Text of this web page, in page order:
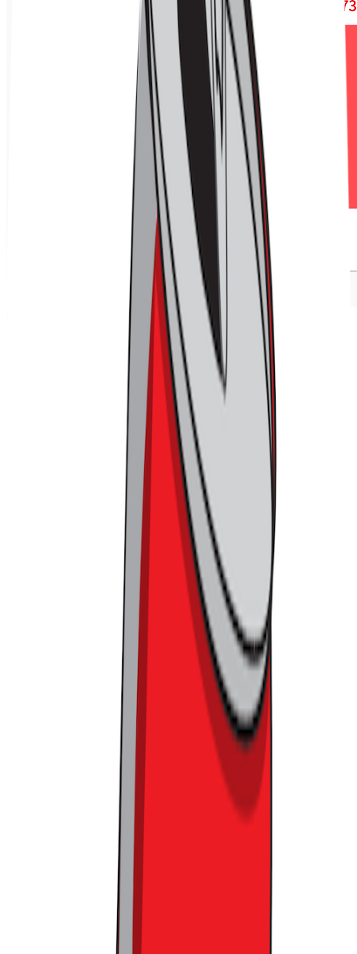
데이터를 보면, 무료 멤버십 도입 이전부터 스포티파이의 지표
는 긍정적인 모습을 보이고 있었습니다
이처럼 상품 자체의 경쟁력이 있다면, 무료로 제공하는 것도
효과적인 전략이 될 수 있다는 점을 스포티파이는 잘 보여줍니
일단 써보게만 한다면 반복적인 이용은 물론, 유료 구독 전
환까지 이끌 수 있다는 확신이 있었기에, 이번 투자를 진행했
던 거죠. 더욱이 데이터 또한 이를 뒷받침하고 있습니다. 가격
적인 약점과 낮은 인지도에도 불구하고, 스포티파이의 월간 활
성 사용자 수는 올해 내내 꾸준히 증가해 왔고요. 또한 얼마나
자주 서비스를 이용했는가를 보여주는 고착도(DAU/MAU) 지
표 역시 상승세를 보이며, 경쟁 서비스와의 격차를 벌리고 있
반짝 효과로 끝나지 않으려면
물론 스포티파이 앞에는 여전히 많은 과제가 남아 있습니다.
특히 지속 가능한 수익 구조를 만드는 것이 시급한데요.
요금제 도입 이후 사용자가 늘어나더라도, 광고 사업에서 유의
미한 수익을 내지 못한다면 손실만 커질 수 있기 때문입니
사실 개인적으로 스포티파이 프리 요금제를 이용하면서 자
체 프리미엄 전환 유도 광고 외에는 다른 광고를 듣지 못했는
데요. 아직까지 충분한 광고주를 확보하지 못한 것으로 추정됩
니다. 그런데 광고 사업이 비교적 잘 자리 잡은 글로벌 전체로
봤을 때도, 광고 요금제 회원의 인당 수익은 프리미엄 요금제
의 1/10에 불과하다고 하니까요. 만약 스포티파이가 매력적인
광고 매체로 자리 잡지 못한다면, 어렵게 도입한 무료 요금제
의 효과는 반감될 뿐만 아니라, 서비스의 지속적인 운영도 어
려워질 수 있습니다.